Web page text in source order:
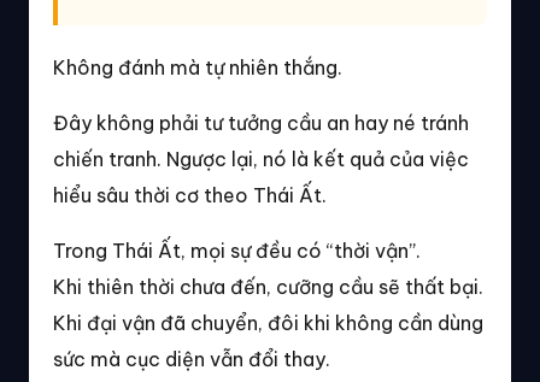
Không đánh mà tự nhiên thắng.
Đây không phải tư tưởng cầu an hay né tránh
chiến tranh. Ngược lại, nó là kết quả của việc
hiểu sâu thời cơ theo Thái Ất.
Trong Thái Ất, mọi sự đều có “thời vận”.
Khi thiên thời chưa đến, cưỡng cầu sẽ thất bại.
Khi đại vận đã chuyển, đôi khi không cần dùng
sức mà cục diện vẫn đổi thay.